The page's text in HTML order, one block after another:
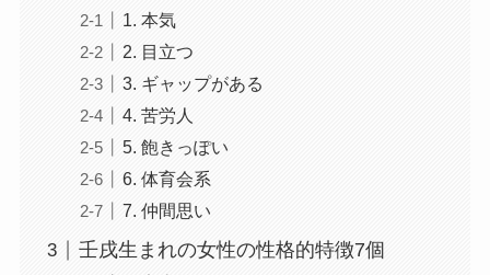
1. 本気
2. 目立つ
3. ギャップがある
4. 苦労人
5. 飽きっぽい
6. 体育会系
7. 仲間思い
壬戌生まれの女性の性格的特徴7個